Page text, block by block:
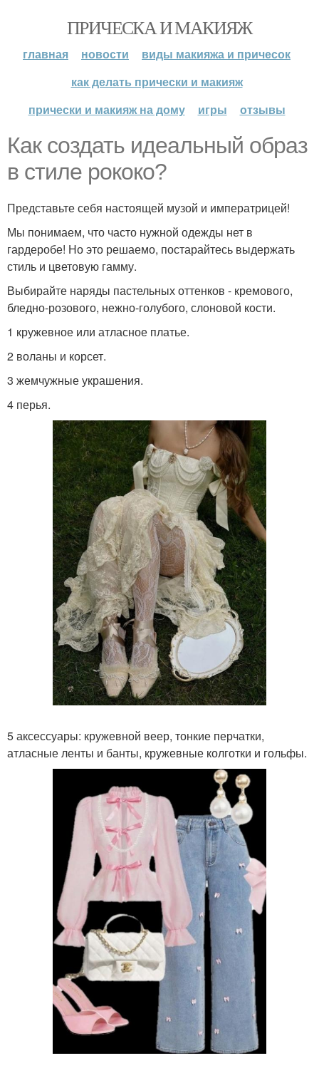
ПРИЧЕСКА И МАКИЯЖ
главная новости
виды макияжа и причесок
как делать прически и макияж
прически и макияж на дому
игры отзывы
Как создать идеальный образ
в стиле рококо?
Представьте себя настоящей музой и императрицей!
Мы понимаем, что часто нужной одежды нет в
гардеробе! Но это решаемо, постарайтесь выдержать
стиль и цветовую гамму.
Выбирайте наряды пастельных оттенков - кремового,
бледно-розового, нежно-голубого, слоновой кости.
1 кружевное или атласное платье.
2 воланы и корсет.
3 жемчужные украшения.
4 перья.
5 аксессуары: кружевной веер, тонкие перчатки,
атласные ленты и банты, кружевные колготки и гольфы.